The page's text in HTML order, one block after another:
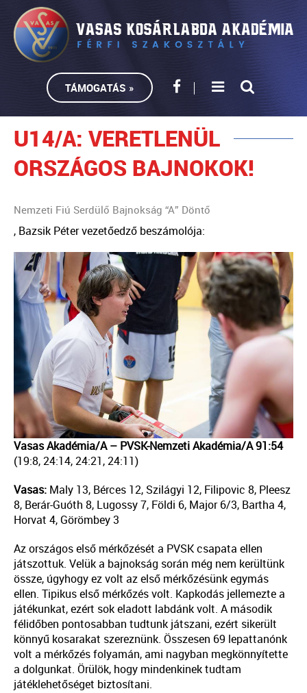
TÁMOGATÁS »
U14/A: VERETLENÜL
ORSZÁGOS BAJNOKOK!
Nemzeti Fiú Serdülő Bajnokság “A” Döntő
, Bazsik Péter vezetőedző beszámolója:
Vasas Akadémia/A – PVSK-Nemzeti Akadémia/A 91:54
(19:8, 24:14, 24:21, 24:11)
Vasas: Maly 13, Bérces 12, Szilágyi 12, Filipovic 8, Pleesz
8, Berár-Guóth 8, Lugossy 7, Földi 6, Major 6/3, Bartha 4,
Horvat 4, Görömbey 3
Az országos első mérkőzését a PVSK csapata ellen
játszottuk. Velük a bajnokság során még nem kerültünk
össze, úgyhogy ez volt az első mérkőzésünk egymás
ellen. Tipikus első mérkőzés volt. Kapkodás jellemezte a
játékunkat, ezért sok eladott labdánk volt. A második
félidőben pontosabban tudtunk játszani, ezért sikerült
könnyű kosarakat szereznünk. Összesen 69 lepattanónk
volt a mérkőzés folyamán, ami nagyban megkönnyítette
a dolgunkat. Örülök, hogy mindenkinek tudtam
játéklehetőséget biztosítani.